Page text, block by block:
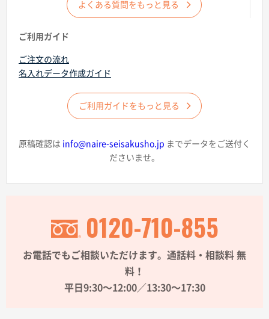
ターゲットから探す
目的・シーンから探す
イベントから探す
印刷色から探す
サイトメニュー
初めての方へ
よくある質問をもっと見る
ご利用ガイド
ご注文の流れ
名入れデータ作成ガイド
ご利用ガイドをもっと見る
原稿確認は info@naire-seisakusho.jp までデータをご送付く
ださいませ。
0120-710-855
お電話でもご相談いただけます。通話料・相談料 無
料！
平日9:30〜12:00／13:30〜17:30